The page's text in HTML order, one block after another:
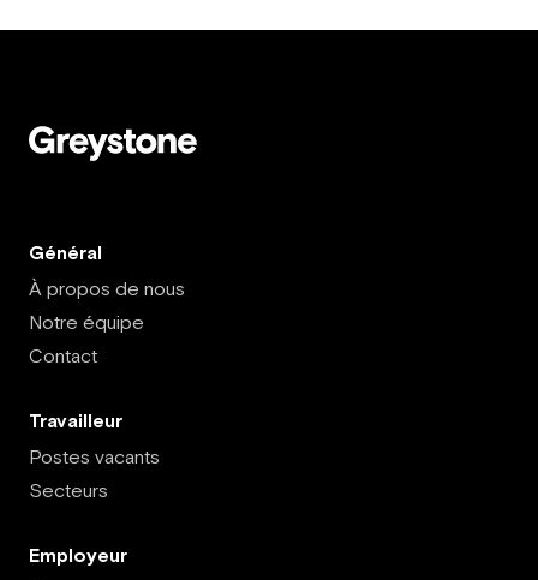
Général
À propos de nous
Notre équipe
Contact
Travailleur
Postes vacants
Secteurs
Employeur